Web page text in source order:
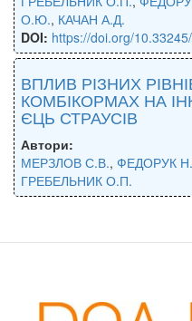
О.Ю., КАЧАН А.Д.
DOI: https://doi.org/
ВПЛИВ РІЗНИХ
КОМБІКОРМАХ НА
ЄЦЬ СТРАУСІВ
Автори:
МЕРЗЛОВ С.В., ФЕДОРУК
ГРЕБЕЛЬНИК О.П.